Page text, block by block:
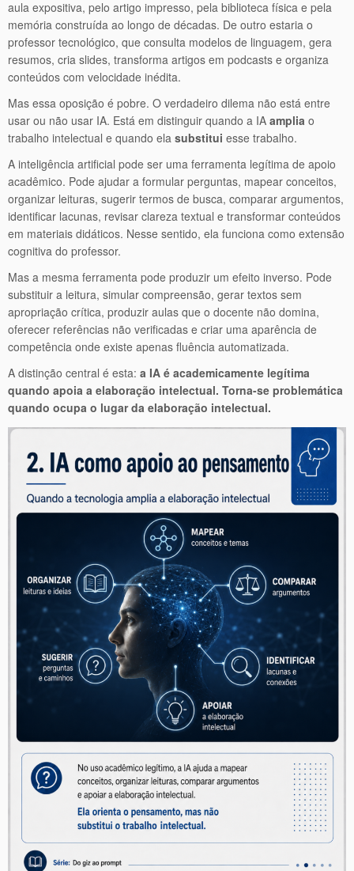
aula expositiva, pelo artigo impresso, pela biblioteca física e pela
memória construída ao longo de décadas. De outro estaria o
professor tecnológico, que consulta modelos de linguagem, gera
resumos, cria slides, transforma artigos em podcasts e organiza
conteúdos com velocidade inédita.
Mas essa oposição é pobre. O verdadeiro dilema não está entre
usar ou não usar IA. Está em distinguir quando a IA amplia o
trabalho intelectual e quando ela substitui esse trabalho.
A inteligência artificial pode ser uma ferramenta legítima de apoio
acadêmico. Pode ajudar a formular perguntas, mapear conceitos,
organizar leituras, sugerir termos de busca, comparar argumentos,
identificar lacunas, revisar clareza textual e transformar conteúdos
em materiais didáticos. Nesse sentido, ela funciona como extensão
cognitiva do professor.
Mas a mesma ferramenta pode produzir um efeito inverso. Pode
substituir a leitura, simular compreensão, gerar textos sem
apropriação crítica, produzir aulas que o docente não domina,
oferecer referências não verificadas e criar uma aparência de
competência onde existe apenas fluência automatizada.
A distinção central é esta: a IA é academicamente legítima
quando apoia a elaboração intelectual. Torna-se problemática
quando ocupa o lugar da elaboração intelectual.